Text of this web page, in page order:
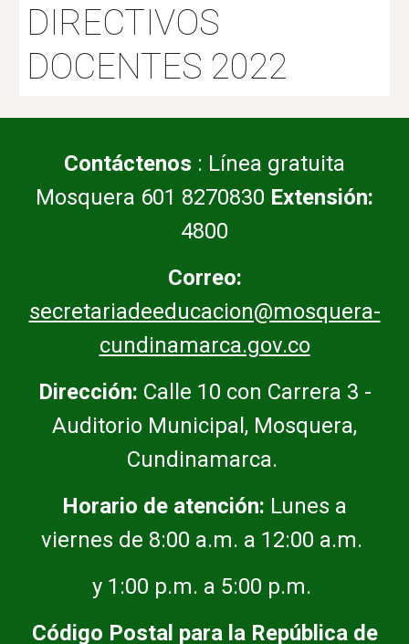
DIRECTIVOS
DOCENTES 2022
Contáctenos : Línea gratuita
Mosquera 601 8270830 Extensión:
4800
Correo:
secretariadeeducacion@mosquera-
cundinamarca.gov.co
Dirección: Calle 10 con Carrera 3 -
Auditorio Municipal, Mosquera,
Cundinamarca.
Horario de atención: Lunes a
viernes de 8:00 a.m. a 12:00 a.m.
y 1:00 p.m. a 5:00 p.m.
Código Postal para la República de